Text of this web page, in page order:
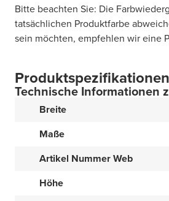
Bitte beachten Sie: Die
tatsächlichen Produktfarbe
sein möchten, empfehlen wir eine
Produktspezifikationen
Technische Informationen
Breite
Maße
Artikel Nummer Web
Höhe